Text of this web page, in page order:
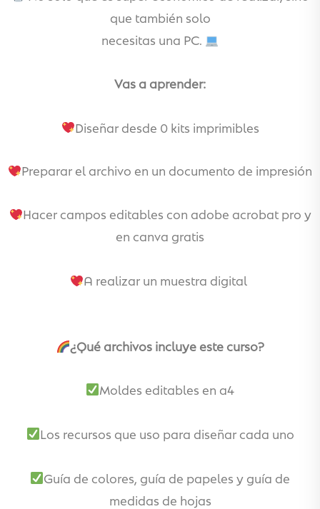
que también solo
necesitas una PC.
Vas a aprender:
Diseñar desde 0 kits imprimibles
Preparar el archivo en un documento de impresión
Hacer campos editables con adobe acrobat pro y
en canva gratis
A realizar un muestra digital
¿Qué archivos incluye este curso?
Moldes editables en a4
Los recursos que uso para diseñar cada uno
Guía de colores, guía de papeles y guía de
medidas de hojas